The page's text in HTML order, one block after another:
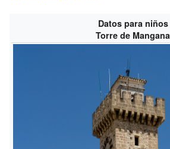
Datos para niños
Torre de Mangana